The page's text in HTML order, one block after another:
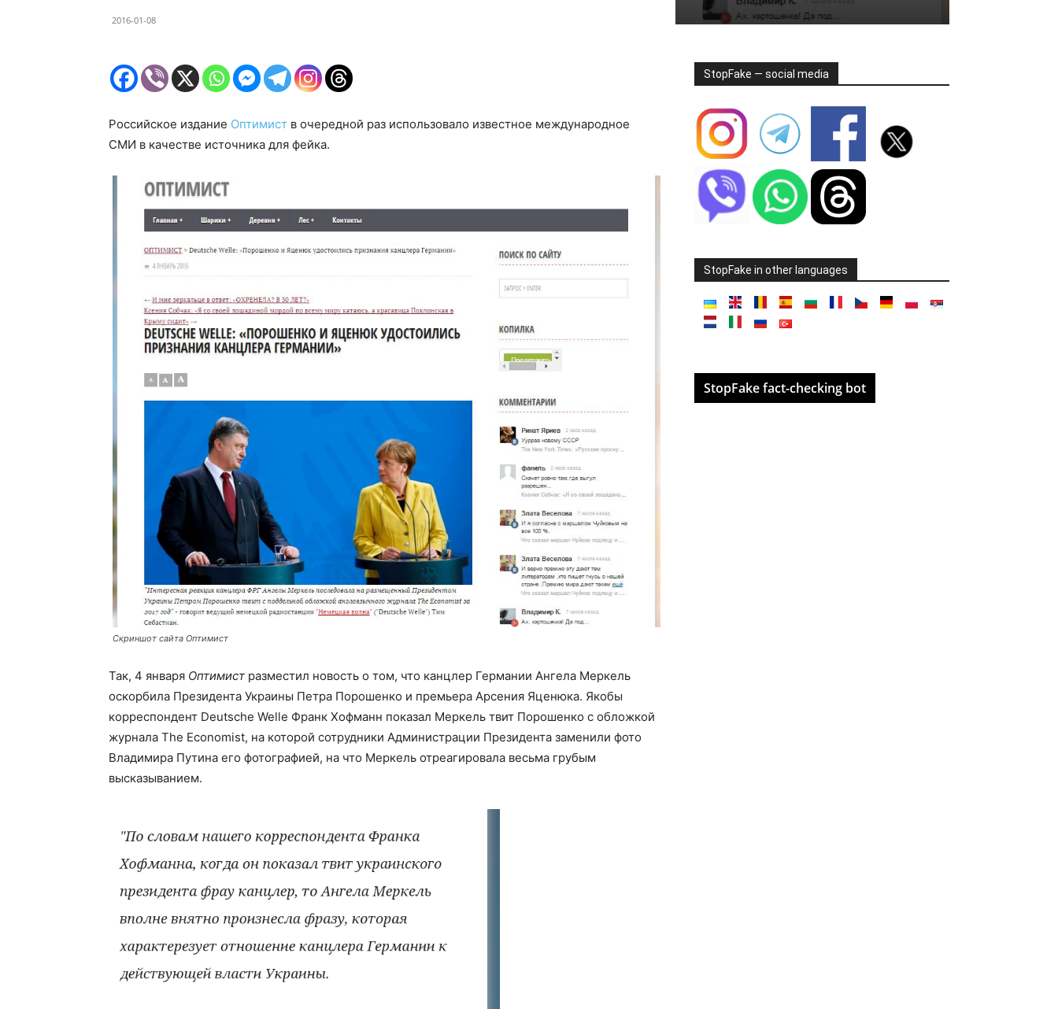
2016-01-08
Российское издание Оптимист в очередной раз использовало известное международное
СМИ в качестве источника для фейка.
Скриншот сайта Оптимист
Так, 4 января Оптимист разместил новость о том, что канцлер Германии Ангела Меркель
оскорбила Президента Украины Петра Порошенко и премьера Арсения Яценюка. Якобы
корреспондент Deutsche Welle Франк Хофманн показал Меркель твит Порошенко с обложкой
журнала The Economist, на которой сотрудники Администрации Президента заменили фото
Владимира Путина его фотографией, на что Меркель отреагировала весьма грубым
высказыванием.
StopFake — social media
StopFake in other languages
StopFake fact-checking bot